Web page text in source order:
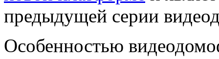
предыдущей серии
Особенностью